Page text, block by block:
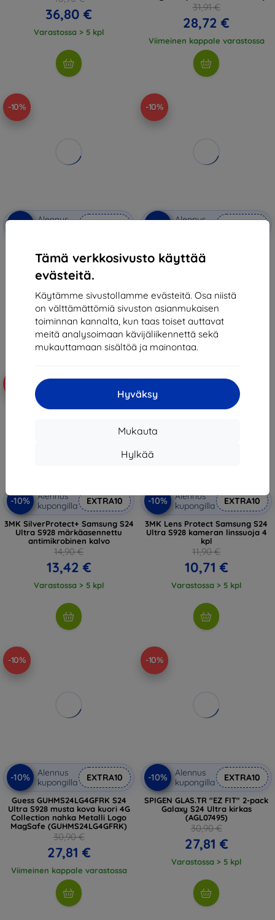
Tämä verkkosivusto käyttää
evästeitä.
Käytämme sivustollamme evästeitä. Osa niistä
on välttämättömiä sivuston asianmukaisen
toiminnan kannalta, kun taas toiset auttavat
meitä analysoimaan kävijäliikennettä sekä
mukauttamaan sisältöä ja mainontaa.
Hyväksy
Mukauta
Hylkää
36,80 €
Varastossa > 5 kpl
31,91 €
28,72 €
Viimeinen kappale varastossa
-10%
-10%
Alennus
KLHCS24L3DRKINK S24 Ultra
S928 musta hardcase 3D kumi
Ikonik (KLHCS24L3DRKINK)
29,90 €
26,91 €
Varastossa > 5 kpl
-10%
-10%
Alennus
ANTI SPY GLASS PRO+ GALAXY
S24 ULTRA PRIVACY
11,61 €
Varastossa > 5 kpl
-10%
Alennus
kupongilla
EXTRA10
3MK SilverProtect+ Samsung S24
Ultra S928 märkäasennettu
antimikrobinen kalvo
14,90 €
13,42 €
Varastossa > 5 kpl
-10%
Alennus
kupongilla
EXTRA10
3MK Lens Protect Samsung S24
Ultra S928 kameran linssuoja 4
kpl
11,90 €
10,71 €
Varastossa > 5 kpl
-10%
-10%
Alennus
kupongilla
EXTRA10
Guess GUHMS24LG4GFRK S24
Ultra S928 musta kova kuori 4G
Collection nahka Metalli Logo
MagSafe (GUHMS24LG4GFRK)
30,90 €
27,81 €
Viimeinen kappale varastossa
-10%
-10%
Alennus
kupongilla
EXTRA10
SPIGEN GLAS.TR "EZ FIT" 2-pack
Galaxy S24 Ultra kirkas
(AGL07495)
30,90 €
27,81 €
Varastossa > 5 kpl